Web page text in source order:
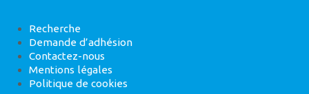
Recherche
Demande d’adhésion
Contactez-nous
Mentions légales
Politique de cookies